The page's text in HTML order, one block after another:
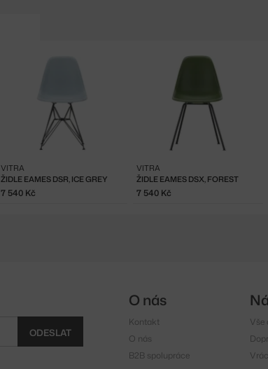
ŽIDLE EAMES DSR, ICE GREY
VITRA
7 540 Kč
ŽIDLE EAMES DSX, FOREST
VITRA
7 540 Kč
ODESLAT
O nás
Kontakt
O nás
B2B spolupráce
Vše